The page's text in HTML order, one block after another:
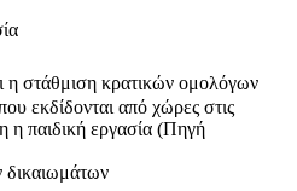
η στάθμιση κρατικών ομολόγων
εκδίδονται από χώρες στις
η παιδική εργασία (Πηγή